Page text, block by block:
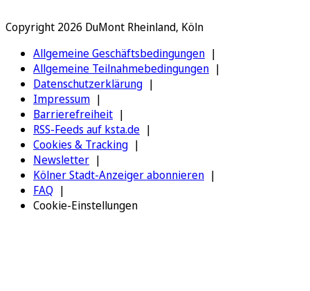
Copyright 2026 DuMont Rheinland, Köln
Allgemeine Geschäftsbedingungen
Allgemeine Teilnahmebedingungen
Datenschutzerklärung
Impressum
Barrierefreiheit
RSS-Feeds auf ksta.de
Cookies & Tracking
Newsletter
Kölner Stadt-Anzeiger abonnieren
FAQ
Cookie-Einstellungen